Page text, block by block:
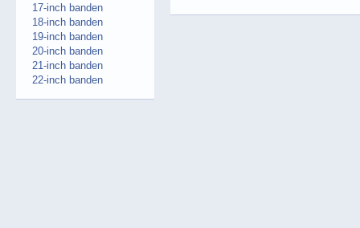
17-inch banden
18-inch banden
19-inch banden
20-inch banden
21-inch banden
22-inch banden